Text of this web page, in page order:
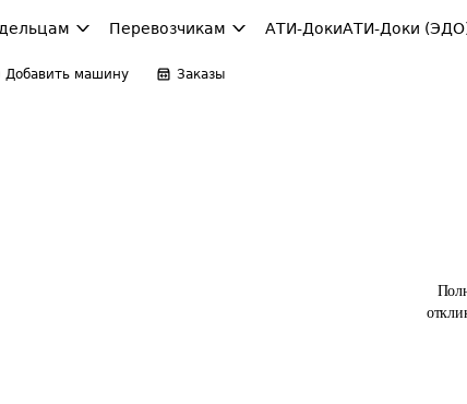
Перевозчикам АТИ-ДокиАТИ-Доки
Добавить машину Заказы